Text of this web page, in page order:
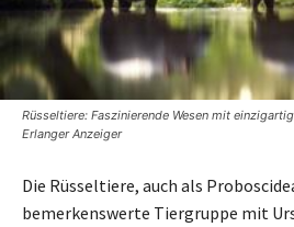
Rüsseltiere: Faszinierende Wesen mit
Erlanger Anzeiger
Die Rüsseltiere, auch als
bemerkenswerte Tiergruppe mit